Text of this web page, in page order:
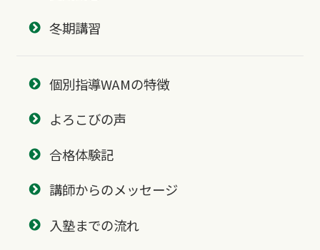
冬期講習
個別指導WAMの特徴
よろこびの声
合格体験記
講師からのメッセージ
入塾までの流れ